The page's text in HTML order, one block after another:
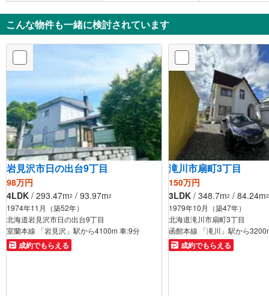
こんな物件も一緒に検討されています
岩見沢市日の出台9丁目
98万円
4LDK / 293.47m2 / 93.97m2
1974年11月（築52年）
北海道岩見沢市日の出台9丁目
室蘭本線 「岩見沢」駅から4100m 車:9分
成約でもらえる
滝川市扇町3丁目
150万円
3LDK / 348.7m2 / 84.24m2
1979年10月（築47年）
北海道滝川市扇町3丁目
成約でもらえる